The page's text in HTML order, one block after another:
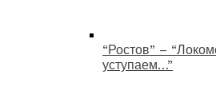
“Ростов” –
уступаем…”